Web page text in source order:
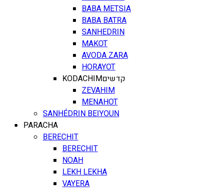
BABA METSIA
BABA BATRA
SANHEDRIN
MAKOT
AVODA ZARA
HORAYOT
KODACHIMקדשים
ZEVAHIM
MENAHOT
SANHÉDRIN BEIYOUN
PARACHA
BERECHIT
BERECHIT
NOAH
LEKH LEKHA
VAYERA